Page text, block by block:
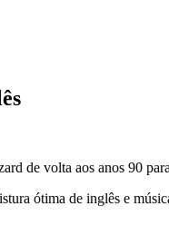
de volta aos anos 90
ótima de inglês e